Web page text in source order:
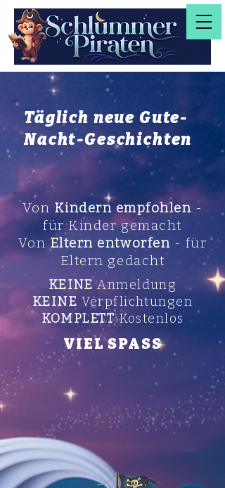
Täglich neue Gute-
Nacht-Geschichten
Von Kindern empfohlen -
für Kinder gemacht
VonEltern entworfen - für
Eltern gedacht
KEINE Anmeldung
KEINE Verpflichtungen
KOMPLETTKostenlos
VIEL SPASS